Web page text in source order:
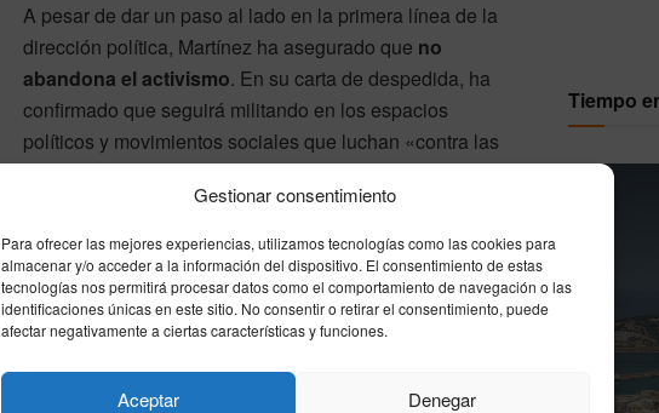
Gestionar consentimiento
Para ofrecer las mejores experiencias, utilizamos tecnologías como las cookies para
almacenar y/o acceder a la información del dispositivo. El consentimiento de estas
tecnologías nos permitirá procesar datos como el comportamiento de navegación o las
identificaciones únicas en este sitio. No consentir o retirar el consentimiento, puede
afectar negativamente a ciertas características y funciones.
Aceptar Denegar
A pesar de dar un paso al lado en la primera línea de la
dirección política, Martínez ha asegurado que no
abandona el activismo. En su carta de despedida, ha
confirmado que seguirá militando en los espacios
políticos y movimientos sociales que luchan «contra las
injusticias de la sociedad» y que buscan «construir una
Tiempo